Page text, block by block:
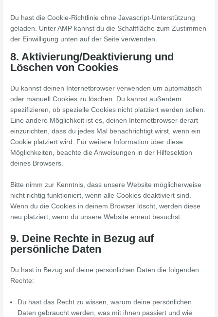
Du hast die Cookie-Richtlinie ohne Javascript-Unterstützung
geladen. Unter AMP kannst du die Schaltfläche zum Zustimmen
der Einwilligung unten auf der Seite verwenden.
8. Aktivierung/Deaktivierung und
Löschen von Cookies
Du kannst deinen Internetbrowser verwenden um automatisch
oder manuell Cookies zu löschen. Du kannst außerdem
spezifizieren, ob spezielle Cookies nicht platziert werden sollen.
Eine andere Möglichkeit ist es, deinen Internetbrowser derart
einzurichten, dass du jedes Mal benachrichtigt wirst, wenn ein
Cookie platziert wird. Für weitere Information über diese
Möglichkeiten, beachte die Anweisungen in der Hilfesektion
deines Browsers.
Bitte nimm zur Kenntnis, dass unsere Website möglicherweise
nicht richtig funktioniert, wenn alle Cookies deaktiviert sind.
Wenn du die Cookies in deinem Browser löscht, werden diese
neu platziert, wenn du unsere Website erneut besuchst.
9. Deine Rechte in Bezug auf
persönliche Daten
Du hast in Bezug auf deine persönlichen Daten die folgenden
Rechte:
Du hast das Recht zu wissen, warum deine persönlichen
Daten gebraucht werden, was mit ihnen passiert und wie